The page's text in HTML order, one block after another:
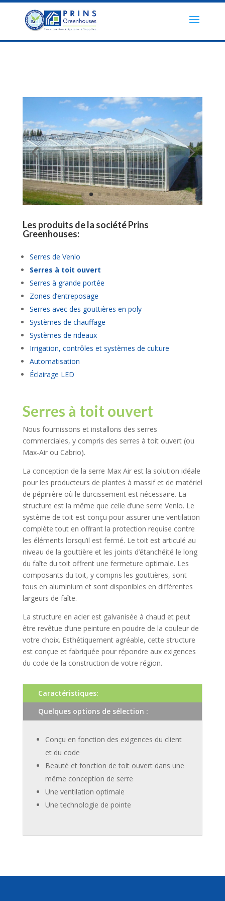
Les produits de la société Prins
Greenhouses:
Serres de Venlo
Serres à toit ouvert
Serres à grande portée
Zones d’entreposage
Serres avec des gouttières en poly
Systèmes de chauffage
Systèmes de rideaux
Irrigation, contrôles et systèmes de culture
Automatisation
Éclairage LED
Serres à toit ouvert
Nous fournissons et installons des serres
commerciales, y compris des serres à toit ouvert (ou
Max-Air ou Cabrio).
La conception de la serre Max Air est la solution idéale
pour les producteurs de plantes à massif et de matériel
de pépinière où le durcissement est nécessaire. La
structure est la même que celle d’une serre Venlo. Le
système de toit est conçu pour assurer une ventilation
complète tout en offrant la protection requise contre
les éléments lorsqu’il est fermé. Le toit est articulé au
niveau de la gouttière et les joints d’étanchéité le long
du faîte du toit offrent une fermeture optimale. Les
composants du toit, y compris les gouttières, sont
tous en aluminium et sont disponibles en différentes
largeurs de faîte.
La structure en acier est galvanisée à chaud et peut
être revêtue d’une peinture en poudre de la couleur de
votre choix. Esthétiquement agréable, cette structure
est conçue et fabriquée pour répondre aux exigences
du code de la construction de votre région.
Caractéristiques:
Quelques options de sélection :
Conçu en fonction des exigences du client
et du code
Beauté et fonction de toit ouvert dans une
même conception de serre
Une ventilation optimale
Une technologie de pointe